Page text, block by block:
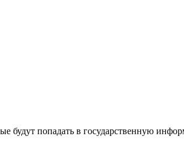
будут попадать в государственную